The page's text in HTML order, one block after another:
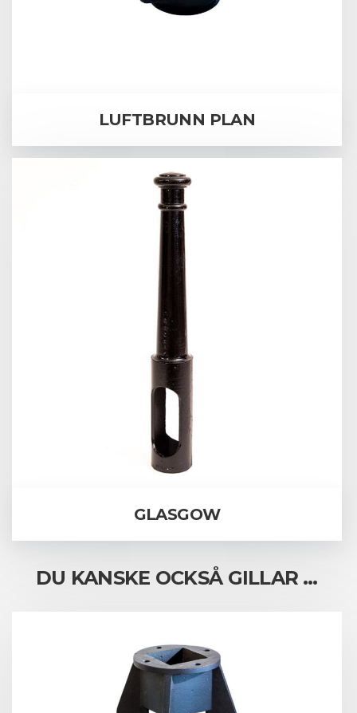
LUFTBRUNN PLAN
GLASGOW
DU KANSKE OCKSÅ GILLAR …